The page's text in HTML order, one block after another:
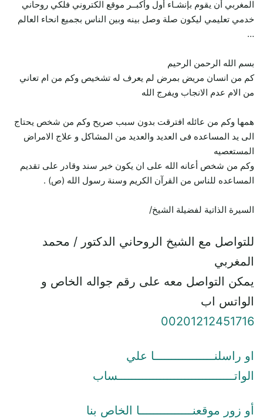
المغربي أن يقوم بإنشـاء أول وأكبــر موقع الكتروني فلكي روحاني
خدمي تعليمي ليكون صلة وصل بينه وبين الناس بجميع انحاء العالم
…
بسم الله الرحمن الرحيم
كم من انسان مريض بمرض لم يعرف له تشخيص وكم من ام تعاني
من الام عدم الانجاب ويفرج الله
همها وكم من عائله افترقت بدون سبب صريح وكم من شخص يحتاج
الى يد المساعده فى العديد والعديد من المشاكل و علاج الامراض
المستعصيه
وكم من شخص أعانه الله على ان يكون خير سند وقادر على تقديم
المساعده للناس من القرآن الكريم وسنة رسول الله (ص) .
السيرة الذاتية لفضيلة الشيخ/
للتواصل مع الشيخ الروحاني الدكتور / محمد
المغربي
يمكن التواصل معه على رقم جواله الخاص و
الواتس اب
00201212451716
او راسلنـــــــــــــــــا علي
الواتـــــــــــــــــــــــــــــــــساب
أو زور موقعنـــــــــــــــا الخاص بنا